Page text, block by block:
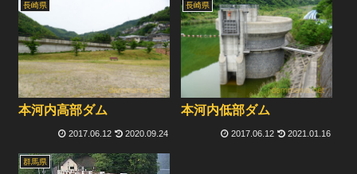
長崎県
本河内高部ダム
2017.06.12 2020.09.24
長崎県
本河内低部ダム
2017.06.12 2021.01.16
群馬県